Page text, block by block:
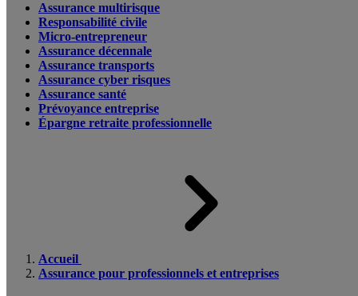
Assurance multirisque
Responsabilité civile
Micro-entrepreneur
Assurance décennale
Assurance transports
Assurance cyber risques
Assurance santé
Prévoyance entreprise
Épargne retraite professionnelle
Accueil
Assurance pour professionnels et entreprises